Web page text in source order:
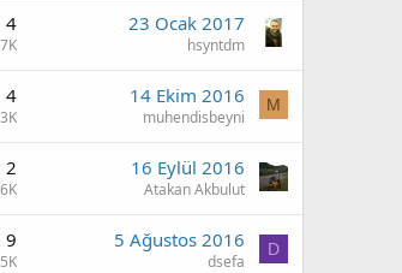
4
7K
23 Ocak 2017
hsyntdm
4
3K
14 Ekim 2016
muhendisbeyni
M
2
6K
16 Eylül 2016
Atakan Akbulut
9
5K
5 Ağustos 2016
dsefa
D